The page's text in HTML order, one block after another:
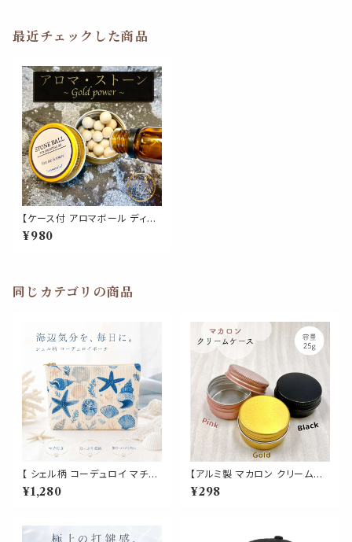
最近チェックした商品
【ケース付 アロマボール ディフ
ューザー】金色 国産 陶器ボール
香水 エッセンシャルオイル 精油
¥980
同じカテゴリの商品
【 シェル柄 コーデュロイ マチ付
きポーチ 】海モチーフ 化粧ポー
チ トラベルポーチ 小物入れ 大
ポーチ ブルー
¥1,280
【アルミ製 マカロン クリームケ
ース 】 25g ピンク ゴールド ブ
ラック アルミ クリーム缶 コンテ
品 コスメ 旅行 収納
¥298